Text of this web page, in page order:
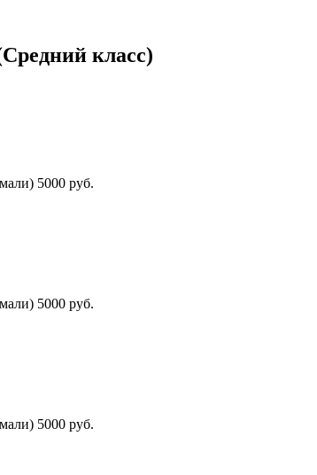
класс)
5000 руб.
5000 руб.
5000 руб.